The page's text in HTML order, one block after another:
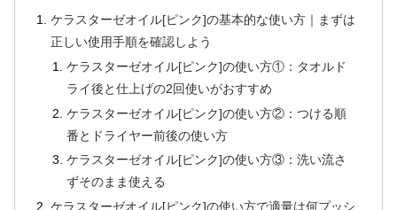
ケラスターゼオイル[ピンク]の基本的な使い方｜まずは
正しい使用手順を確認しよう
ケラスターゼオイル[ピンク]の使い方①：タオルド
ライ後と仕上げの2回使いがおすすめ
ケラスターゼオイル[ピンク]の使い方②：つける順
番とドライヤー前後の使い方
ケラスターゼオイル[ピンク]の使い方③：洗い流さ
ずそのまま使える
ケラスターゼオイル[ピンク]の使い方で適量は何プッシ